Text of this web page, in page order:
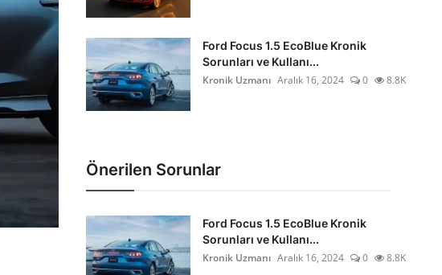
Ford Focus 1.5 EcoBlue Kronik
Sorunları ve Kullanı...
Kronik Uzmanı Aralık 16, 2024 0 8.8K
Önerilen Sorunlar
Ford Focus 1.5 EcoBlue Kronik
Sorunları ve Kullanı...
Kronik Uzmanı Aralık 16, 2024 0 8.8K